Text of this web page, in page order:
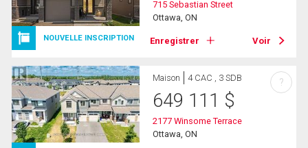
NOUVELLE INSCRIPTION
715 Sebastian Street
Ottawa, ON
Enregistrer Voir
Maison 4 CAC , 3 SDB
649 111 $
2177 Winsome Terrace
Ottawa, ON
?